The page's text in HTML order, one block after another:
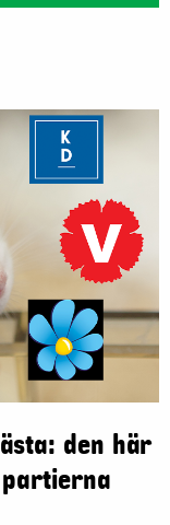
den här